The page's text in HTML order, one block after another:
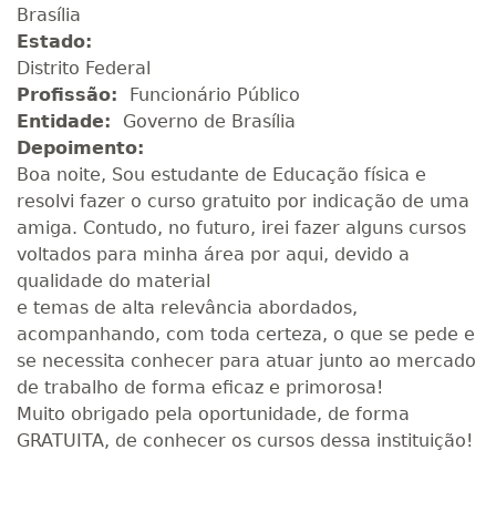
Brasília
Estado:
Distrito Federal
Profissão:
Funcionário Público
Entidade:
Governo de Brasília
Depoimento:
Boa noite, Sou estudante de Educação física e
resolvi fazer o curso gratuito por indicação de uma
amiga. Contudo, no futuro, irei fazer alguns cursos
voltados para minha área por aqui, devido a
qualidade do material
e temas de alta relevância abordados,
acompanhando, com toda certeza, o que se pede e
se necessita conhecer para atuar junto ao mercado
de trabalho de forma eficaz e primorosa!
Muito obrigado pela oportunidade, de forma
GRATUITA, de conhecer os cursos dessa instituição!